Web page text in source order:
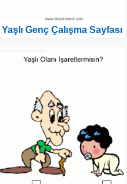
Yaşlı Genç Çalışma Sayfası